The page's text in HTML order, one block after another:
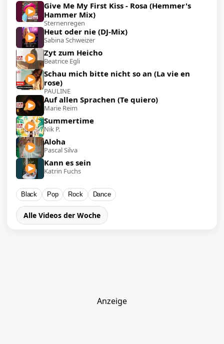
Give Me My First Kiss - Rosa (Hemmer's
Hammer Mix)
Sternenregen
Heut oder nie (DJ-Mix)
Sabina Schweizer
Zyt zum Heicho
Beatrice Egli
Schau mich bitte nicht so an (La vie en
rose)
PAULINE
Auf allen Sprachen (Te quiero)
Marie Reim
Summertime
Nik P.
Aloha
Pascal Silva
Kann es sein
Katrin Fuchs
Black Pop Rock Dance
Alle Videos der Woche
Anzeige